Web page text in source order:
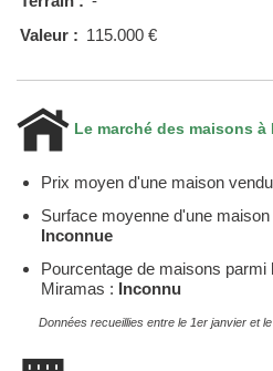
Valeur : 115.000 €
Le marché des maisons à
Prix moyen d'une maison
Surface moyenne d'une
Inconnue
Pourcentage de maisons parmi
Miramas : Inconnu
Données recueillies entre le 1er janvier et